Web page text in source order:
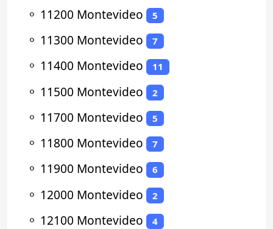
⚬ 11200 Montevideo 5
⚬ 11300 Montevideo 7
⚬ 11400 Montevideo 11
⚬ 11500 Montevideo 2
⚬ 11700 Montevideo 5
⚬ 11800 Montevideo 7
⚬ 11900 Montevideo 6
⚬ 12000 Montevideo 2
⚬ 12100 Montevideo 4